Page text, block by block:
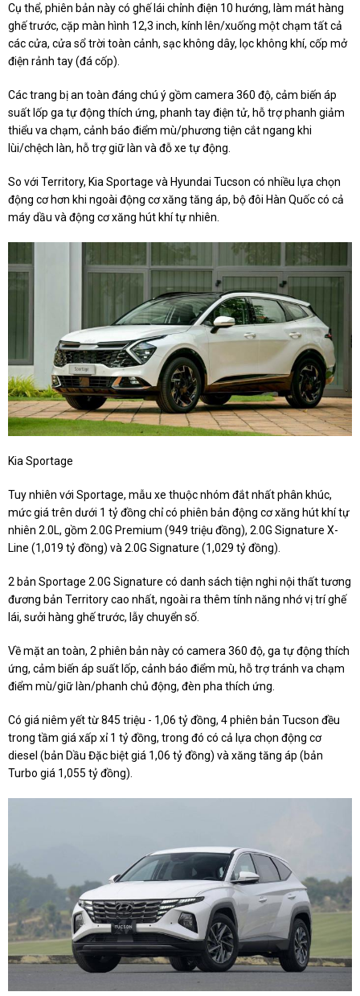
Cụ thể, phiên bản này có ghế lái chỉnh điện 10 hướng, làm mát hàng
ghế trước, cặp màn hình 12,3 inch, kính lên/xuống một chạm tất cả
các cửa, cửa sổ trời toàn cảnh, sạc không dây, lọc không khí, cốp mở
điện rảnh tay (đá cốp).
Các trang bị an toàn đáng chú ý gồm camera 360 độ, cảm biến áp
suất lốp ga tự động thích ứng, phanh tay điện tử, hỗ trợ phanh giảm
thiểu va chạm, cảnh báo điểm mù/phương tiện cắt ngang khi
lùi/chệch làn, hỗ trợ giữ làn và đỗ xe tự động.
So với Territory, Kia Sportage và Hyundai Tucson có nhiều lựa chọn
động cơ hơn khi ngoài động cơ xăng tăng áp, bộ đôi Hàn Quốc có cả
máy dầu và động cơ xăng hút khí tự nhiên.
Kia Sportage
Tuy nhiên với Sportage, mẫu xe thuộc nhóm đắt nhất phân khúc,
mức giá trên dưới 1 tỷ đồng chỉ có phiên bản động cơ xăng hút khí tự
nhiên 2.0L, gồm 2.0G Premium (949 triệu đồng), 2.0G Signature X-
Line (1,019 tỷ đồng) và 2.0G Signature (1,029 tỷ đồng).
2 bản Sportage 2.0G Signature có danh sách tiện nghi nội thất tương
đương bản Territory cao nhất, ngoài ra thêm tính năng nhớ vị trí ghế
lái, sưởi hàng ghế trước, lẫy chuyển số.
Về mặt an toàn, 2 phiên bản này có camera 360 độ, ga tự động thích
ứng, cảm biến áp suất lốp, cảnh báo điểm mù, hỗ trợ tránh va chạm
điểm mù/giữ làn/phanh chủ động, đèn pha thích ứng.
Có giá niêm yết từ 845 triệu - 1,06 tỷ đồng, 4 phiên bản Tucson đều
trong tầm giá xấp xỉ 1 tỷ đồng, trong đó có cả lựa chọn động cơ
diesel (bản Dầu Đặc biệt giá 1,06 tỷ đồng) và xăng tăng áp (bản
Turbo giá 1,055 tỷ đồng).